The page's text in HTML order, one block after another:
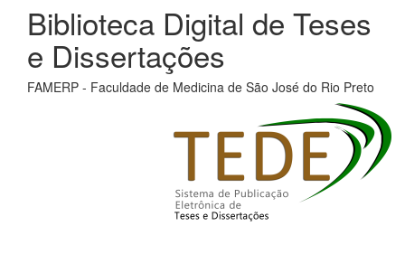
Biblioteca Digital de Teses
e Dissertações
FAMERP - Faculdade de Medicina de São José do Rio Preto